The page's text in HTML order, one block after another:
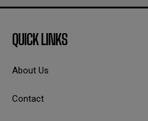
QUICK LINKS
About Us
Contact